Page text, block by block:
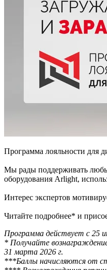
Программа лояльности для
Мы рады поддерживать
оборудования Arlight,
Интерес экспертов
Читайте подробнее* и
Программа действует с 25
* Получайте
31 марта 2026 г.
***Баллы начисляются от